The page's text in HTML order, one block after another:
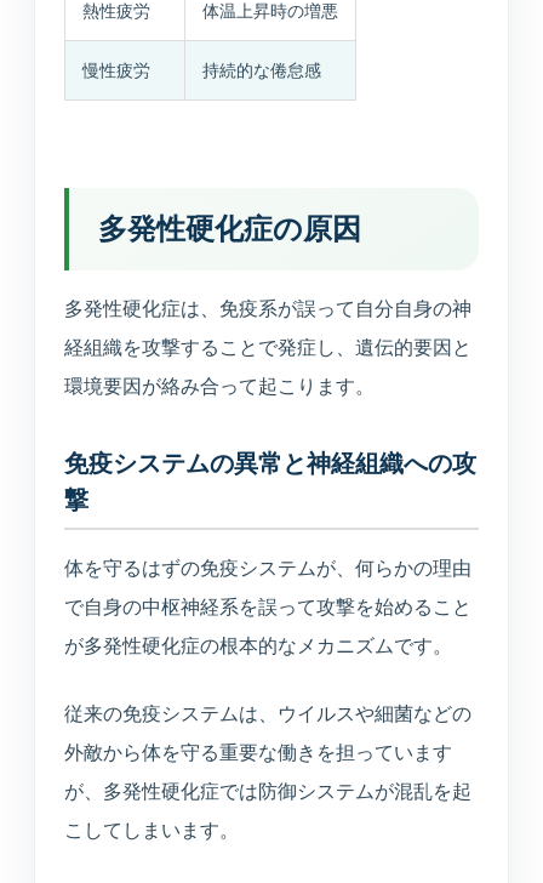
熱性疲労 体温上昇時の増悪
慢性疲労 持続的な倦怠感
多発性硬化症の原因
多発性硬化症は、免疫系が誤って自分自身の神
経組織を攻撃することで発症し、遺伝的要因と
環境要因が絡み合って起こります。
免疫システムの異常と神経組織への攻
撃
体を守るはずの免疫システムが、何らかの理由
で自身の中枢神経系を誤って攻撃を始めること
が多発性硬化症の根本的なメカニズムです。
従来の免疫システムは、ウイルスや細菌などの
外敵から体を守る重要な働きを担っています
が、多発性硬化症では防御システムが混乱を起
こしてしまいます。